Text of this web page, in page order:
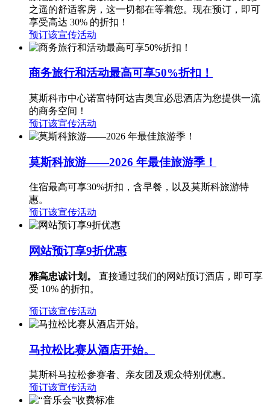
之遥的舒适客房，这一切都在等着您。现在预订，即可
享受高达 30% 的折扣！
预订该宣传活动
商务旅行和活动最高可享50%折扣！
莫斯科市中心诺富特阿达吉奥宜必思酒店为您提供一流
的商务空间！
预订该宣传活动
莫斯科旅游——2026 年最佳旅游季！
住宿最高可享30%折扣，含早餐，以及莫斯科旅游特
惠。
预订该宣传活动
网站预订享9折优惠
雅高忠诚计划。
直接通过我们的网站预订酒店，即可享
受 10% 的折扣。
预订该宣传活动
马拉松比赛从酒店开始。
莫斯科马拉松参赛者、亲友团及观众特别优惠。
预订该宣传活动